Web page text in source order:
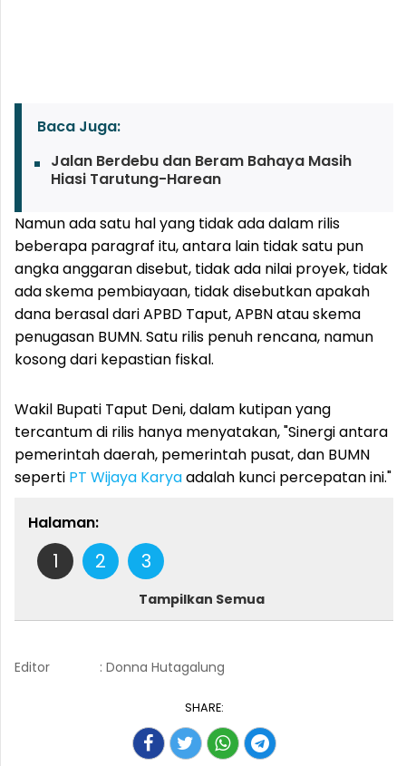
Baca Juga:
Jalan Berdebu dan Beram Bahaya Masih
Hiasi Tarutung-Harean
Namun ada satu hal yang tidak ada dalam rilis
beberapa paragraf itu, antara lain tidak satu pun
angka anggaran disebut, tidak ada nilai proyek, tidak
ada skema pembiayaan, tidak disebutkan apakah
dana berasal dari APBD Taput, APBN atau skema
penugasan BUMN. Satu rilis penuh rencana, namun
kosong dari kepastian fiskal.
Wakil Bupati Taput Deni, dalam kutipan yang
tercantum di rilis hanya menyatakan, "Sinergi antara
pemerintah daerah, pemerintah pusat, dan BUMN
seperti PT Wijaya Karyaadalah kunci percepatan ini."
Halaman:
1 2 3
Tampilkan Semua
Editor : Donna Hutagalung
SHARE: